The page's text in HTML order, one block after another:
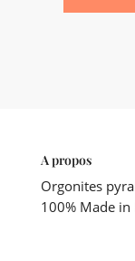
A propos
Orgonites
100% Made in